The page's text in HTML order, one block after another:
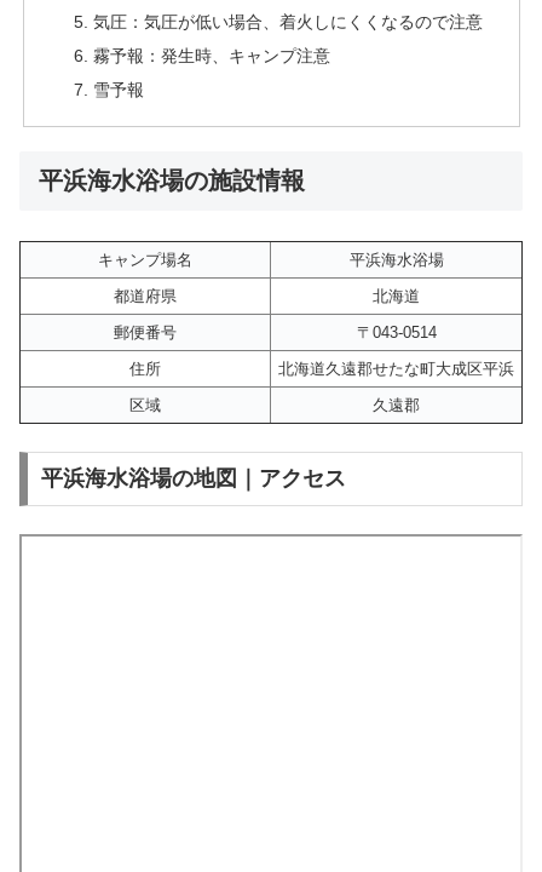
気圧：気圧が低い場合、着火しにくくなるので注意
霧予報：発生時、キャンプ注意
雪予報
平浜海水浴場の施設情報
キャンプ場名
平浜海水浴場
都道府県
北海道
郵便番号
〒043-0514
住所
北海道久遠郡せたな町大成区平浜
区域
久遠郡
平浜海水浴場の地図｜アクセス